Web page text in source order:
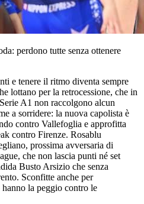
perdono tutte senza ottenere
e tenere il ritmo diventa sempre
lottano per la retrocessione, che in
A1 non raccolgono alcun
a sorridere: la nuova capolista è
contro Vallefoglia e approfitta
contro Firenze. Rosablu
prossima avversaria di
che non lascia punti né set
Busto Arsizio che senza
Sconfitte anche per
la peggio contro le